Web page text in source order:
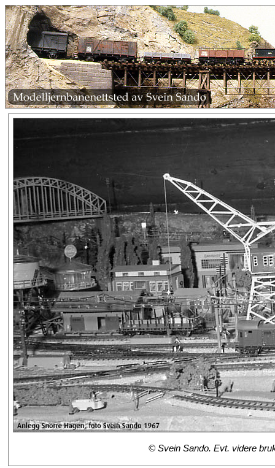
© Svein Sando. Evt. videre